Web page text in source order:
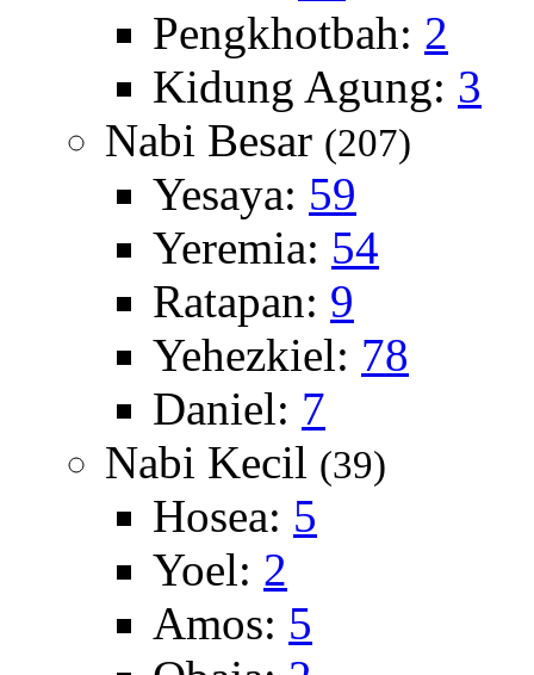
Pengkhotbah: 2
Kidung Agung: 3
Nabi Besar (207)
Yesaya: 59
Yeremia: 54
Ratapan: 9
Yehezkiel: 78
Daniel: 7
Nabi Kecil (39)
Hosea: 5
Yoel: 2
Amos: 5